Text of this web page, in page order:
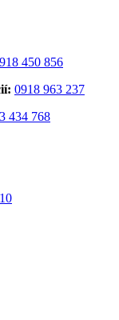
450 856
0918 963 237
434 768